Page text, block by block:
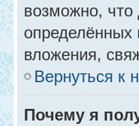
возможно, что
определённых
вложения,
Вернуться к
Почему я